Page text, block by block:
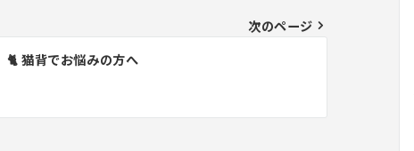
次のページ
🐈 猫背でお悩みの方へ